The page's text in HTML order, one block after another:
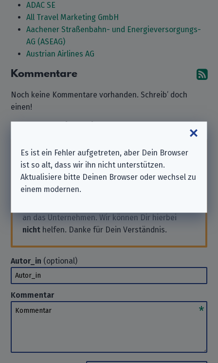
ADAC SE
All Travel Marketing GmbH
Aachener Straßenbahn- und Energieversorgungs-
AG (ASEAG)
Austrian Airlines AG
Kommentare
Noch keine Kommentare vorhanden. Schreib’ doch
einen!
Beachte bitte, dass wir einunabhängiger
Datenschutzvereinsind und nicht zu dem hier
aufgeführten Unternehmen gehören.
Solltest Du also Support benötigen oder eine
an das Unternehmen. Wir können Dir hierbei
nicht helfen. Danke für Dein Verständnis.
Autor_in (optional)
Autor_in
Kommentar
Kommentar
Es ist ein Fehler aufgetreten, aber Dein Browser
ist so alt, dass wir ihn nicht unterstützen.
Aktualisiere bitte Deinen Browser oder wechsel zu
einem modernen.